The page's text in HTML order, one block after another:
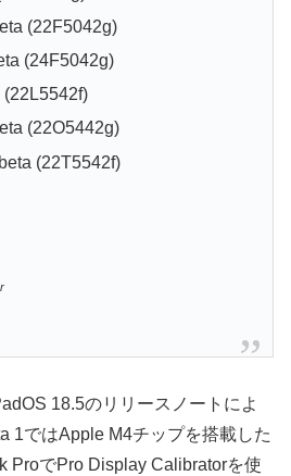
(22F5042g)
(24F5042g)
(22L5542f)
(22O5442g)
(22T5542f)
18.5のリリースノートによ
1ではApple M4チップを搭載した
ProでPro Display Calibratorを使